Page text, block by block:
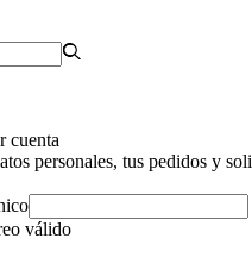
cuenta
personales, tus pedidos y
válido